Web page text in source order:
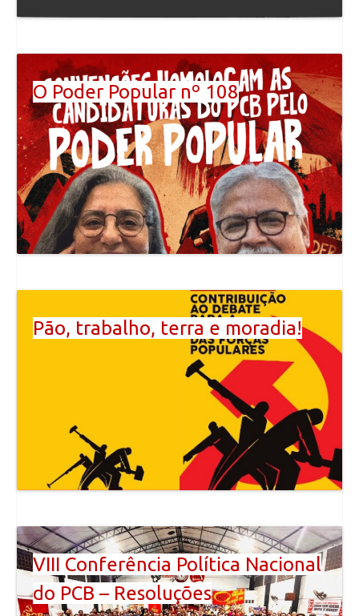
O Poder Popular nº 108
Pão, trabalho, terra e moradia!
VIII Conferência Política Nacional
do PCB – Resoluções